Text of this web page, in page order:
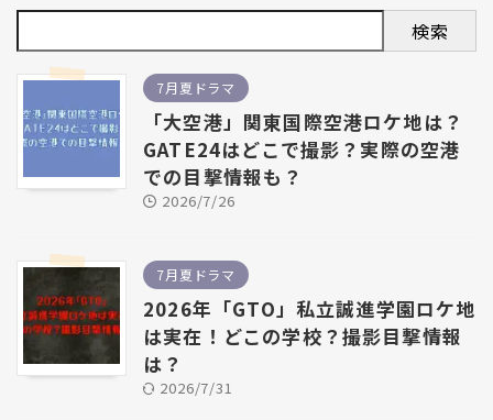
検索
7月夏ドラマ
「大空港」関東国際空港ロケ地は？
GATE24はどこで撮影？実際の空港
での目撃情報も？
2026/7/26
7月夏ドラマ
2026年「GTO」私立誠進学園ロケ地
は実在！どこの学校？撮影目撃情報
は？
2026/7/31